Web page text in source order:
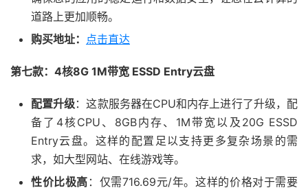
道路上更加顺畅。
购买地址： 点击直达
第七款：4核8G 1M带宽 ESSD Entry云盘
配置升级：这款服务器在CPU和内存上进行了升级，配
备了4核CPU、8GB内存、1M带宽以及20G ESSD
Entry云盘。这样的配置足以支持更多复杂场景的需
求，如大型网站、在线游戏等。
性价比极高 ：仅需716.69元/年。这样的价格对于需要